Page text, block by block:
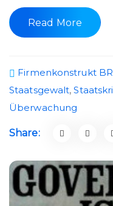
Read More
Firmenkonstrukt
Staatsgewalt,
Überwachung
Share: